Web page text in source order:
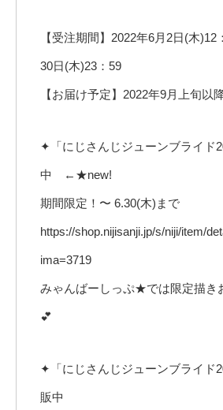
【受注期間】2022年6月2日(木)12
30日(木)23：59
【お届け予定】2022年9月上旬以
✦「にじさんじジューンブライド
中 ←★new!
期間限定！〜 6.30(木)まで
https://shop.nijisanji.jp/s/niji/item/
ima=3719
みゃんばーしっぷ★では限定描き
💕
✦「にじさんじジューンブライド
販中